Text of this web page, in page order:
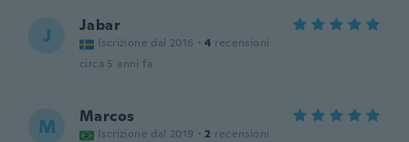
J Jabar
Iscrizione dal 2016 · 4 recensioni
circa 5 anni fa
M Marcos
Iscrizione dal 2019 · 2 recensioni